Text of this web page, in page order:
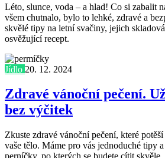
Léto, slunce, voda – a hlad! Co si zabalit
všem chutnalo, bylo to lehké, zdravé a
skvělé tipy na letní svačiny, jejich
osvěžující recept.
Jídlo 20. 12. 2024
Zdravé vánoční pečení.
bez výčitek
Zkuste zdravé vánoční pečení, které
vaše tělo. Máme pro vás jednoduché tipy